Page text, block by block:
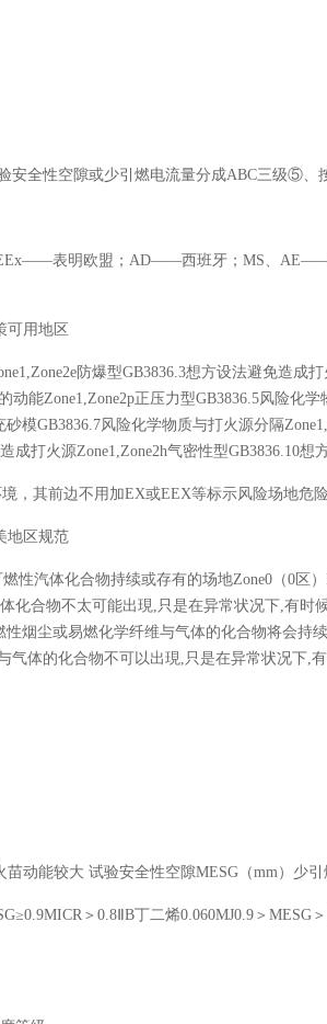
全性空隙或少引燃电流量分成ABC三级⑤、
表明欧盟；AD——西班牙；MS、
可用地区
防爆型GB3836.3想方设法避免造成
动能Zone1,Zone2p正压力型GB3836.5风险化
模GB3836.7风险化学物质与打火源分隔
成打火源Zone1,Zone2h气密性型GB3836.10想
，其前边不用加EX或EEX等标示风险场地危
地区规范
性汽体化合物持续或存有的场地Zone0（0区
化合物不太可能出現,只是在异常状况下,有时
性烟尘或易燃化学纤维与气体的化合物将会持
气体的化合物不可以出現,只是在异常状况下,
苗动能较大 试验安全性空隙MESG（mm）少
＞0.8ⅡB丁二烯0.060MJ0.9＞MESG